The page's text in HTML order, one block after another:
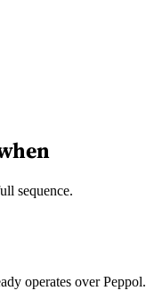
sequence.
operates over Peppol.